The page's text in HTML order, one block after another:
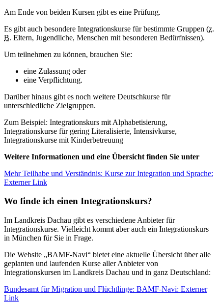
Am Ende von beiden Kursen gibt es eine Prüfung.
Es gibt auch besondere Integrationskurse für bestimmte Gruppen (z.
B. Eltern, Jugendliche, Menschen mit besonderen Bedürfnissen).
Um teilnehmen zu können, brauchen Sie:
eine Zulassung oder
eine Verpflichtung.
Darüber hinaus gibt es noch weitere Deutschkurse für
unterschiedliche Zielgruppen.
Zum Beispiel: Integrationskurs mit Alphabetisierung,
Integrationskurse für gering Literalisierte, Intensivkurse,
Integrationskurse mit Kinderbetreuung
Weitere Informationen und eine Übersicht finden Sie unter
Mehr Teilhabe und Verständnis: Kurse zur Integration und Sprache:
Externer Link
Wo finde ich einen Integrationskurs?
Im Landkreis Dachau gibt es verschiedene Anbieter für
Integrationskurse. Vielleicht kommt aber auch ein Integrationskurs
in München für Sie in Frage.
Die Website „BAMF-Navi“ bietet eine aktuelle Übersicht über alle
geplanten und laufenden Kurse aller Anbieter von
Integrationskursen im Landkreis Dachau und in ganz Deutschland:
Bundesamt für Migration und Flüchtlinge: BAMF-Navi: Externer
Link